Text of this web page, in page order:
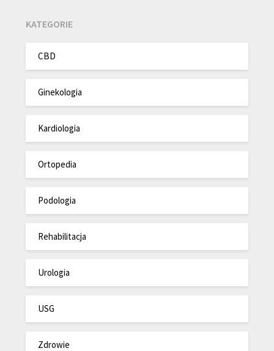
KATEGORIE
CBD
Ginekologia
Kardiologia
Ortopedia
Podologia
Rehabilitacja
Urologia
USG
Zdrowie